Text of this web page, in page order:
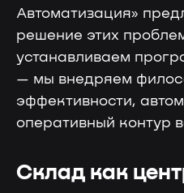
Автоматизация»
решение этих
устанавливаем
— мы внедряем
эффективности,
оперативный контур
Склад как